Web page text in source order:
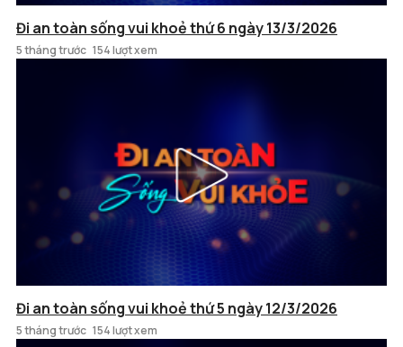
Đi an toàn sống vui khoẻ thứ 6 ngày 13/3/2026
5 tháng trước 154 lượt xem
Đi an toàn sống vui khoẻ thứ 5 ngày 12/3/2026
5 tháng trước 154 lượt xem